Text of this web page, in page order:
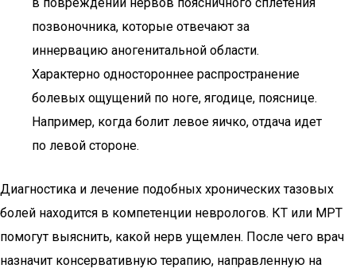
позвоночника, которые отвечают за
иннервацию аногенитальной области.
Характерно одностороннее распространение
болевых ощущений по ноге, ягодице, пояснице.
Например, когда болит левое яичко, отдача идет
по левой стороне.
Диагностика и лечение подобных хронических тазовых
болей находится в компетенции неврологов. КТ или МРТ
помогут выяснить, какой нерв ущемлен. После чего врач
назначит консервативную терапию, направленную на